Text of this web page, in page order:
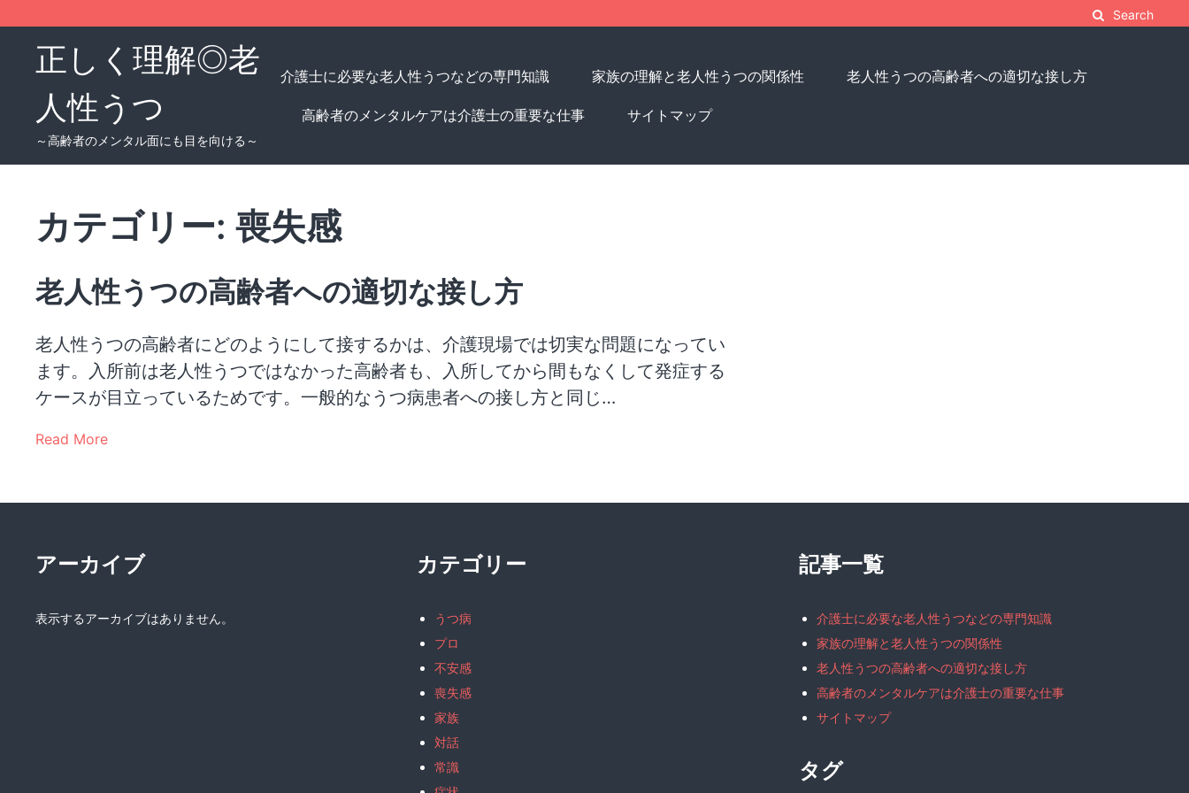
content
Search
正しく理解◎老
人性うつ
～高齢者のメンタル面にも目を向ける～
介護士に必要な老人性うつなどの専門知識 家族の理解と老人性うつの関係性 老人性うつの高齢者への適切な接し方
高齢者のメンタルケアは介護士の重要な仕事 サイトマップ
カテゴリー: 喪失感
老人性うつの高齢者への適切な接し方
老人性うつの高齢者にどのようにして接するかは、介護現場では切実な問題になってい
ます。入所前は老人性うつではなかった高齢者も、入所してから間もなくして発症する
ケースが目立っているためです。一般的なうつ病患者への接し方と同じ…
Read More
アーカイブ
表示するアーカイブはありません。
カテゴリー
うつ病
プロ
不安感
喪失感
家族
対話
常識
記事一覧
介護士に必要な老人性うつなどの専門知識
家族の理解と老人性うつの関係性
老人性うつの高齢者への適切な接し方
高齢者のメンタルケアは介護士の重要な仕事
サイトマップ
タグ